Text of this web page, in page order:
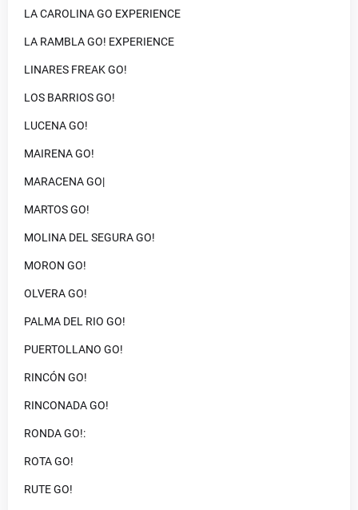
LA CAROLINA GO EXPERIENCE
LA RAMBLA GO! EXPERIENCE
LINARES FREAK GO!
LOS BARRIOS GO!
LUCENA GO!
MAIRENA GO!
MARACENA GO|
MARTOS GO!
MOLINA DEL SEGURA GO!
MORON GO!
OLVERA GO!
PALMA DEL RIO GO!
PUERTOLLANO GO!
RINCÓN GO!
RINCONADA GO!
RONDA GO!:
ROTA GO!
RUTE GO!